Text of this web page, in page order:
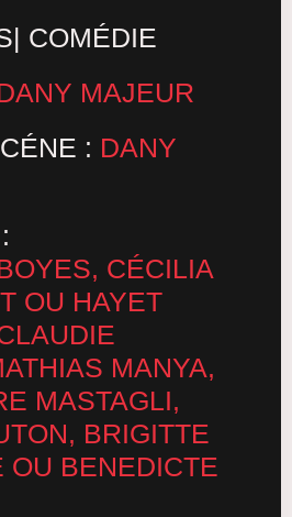
| COMÉDIE
MAJEUR
: DANY
CÉCILIA
OU HAYET
MANYA,
MASTAGLI,
BRIGITTE
OU BENEDICTE